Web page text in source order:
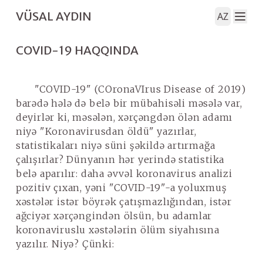
VÜSAL AYDIN AZ
COVID-19 HAQQINDA
"COVID-19" (COronaVIrusDisease of 2019)
barədə hələ də belə bir mübahisəli məsələ var,
deyirlər ki, məsələn, xərçəngdən ölən adamı
niyə "Koronavirusdan öldü" yazırlar,
statistikaları niyə süni şəkildə artırmağa
çalışırlar? Dünyanın hər yerində statistika
belə aparılır: daha əvvəl koronavirus analizi
pozitiv çıxan, yəni "COVID-19"-a yoluxmuş
xəstələr istər böyrək çatışmazlığından, istər
ağciyər xərçəngindən ölsün, bu adamlar
koronaviruslu xəstələrin ölüm siyahısına
yazılır. Niyə? Çünki: